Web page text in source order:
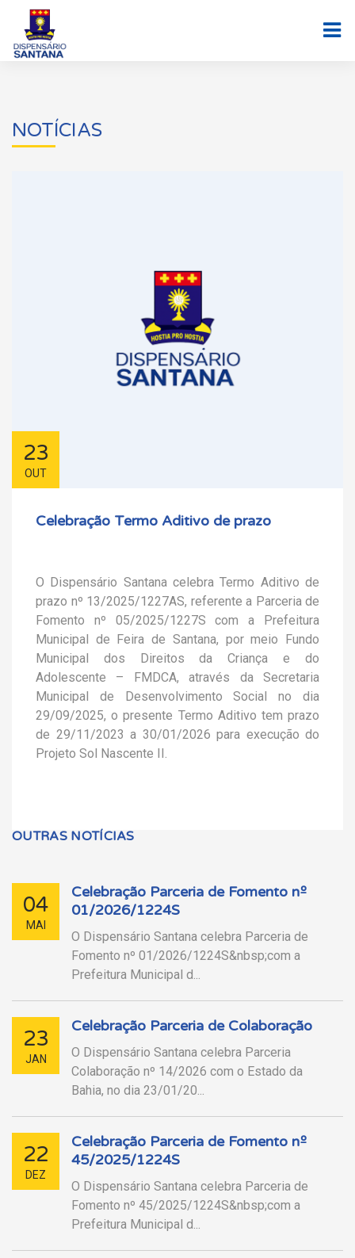
NOTÍCIAS
23
OUT
Celebração Termo Aditivo de prazo
O Dispensário Santana celebra Termo Aditivo de
prazo nº 13/2025/1227AS, referente a Parceria de
Fomento nº 05/2025/1227S com a Prefeitura
Municipal de Feira de Santana, por meio Fundo
Municipal dos Direitos da Criança e do
Adolescente – FMDCA, através da Secretaria
Municipal de Desenvolvimento Social no dia
29/09/2025, o presente Termo Aditivo tem prazo
de 29/11/2023 a 30/01/2026 para execução do
Projeto Sol Nascente II.
OUTRAS NOTÍCIAS
04
MAI
Celebração Parceria de Fomento nº
01/2026/1224S
O Dispensário Santana celebra Parceria de
Fomento nº 01/2026/1224S&nbsp;com a
Prefeitura Municipal d...
23
JAN
Celebração Parceria de Colaboração
O Dispensário Santana celebra Parceria
Colaboração nº 14/2026 com o Estado da
Bahia, no dia 23/01/20...
22
DEZ
Celebração Parceria de Fomento nº
45/2025/1224S
O Dispensário Santana celebra Parceria de
Fomento nº 45/2025/1224S&nbsp;com a
Prefeitura Municipal d...